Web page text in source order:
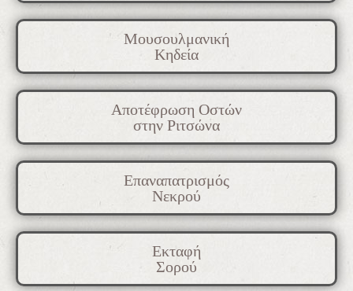
Μουσουλμανική
Κηδεία
Αποτέφρωση Οστών
στην Ριτσώνα
Επαναπατρισμός
Νεκρού
Εκταφή
Σορού